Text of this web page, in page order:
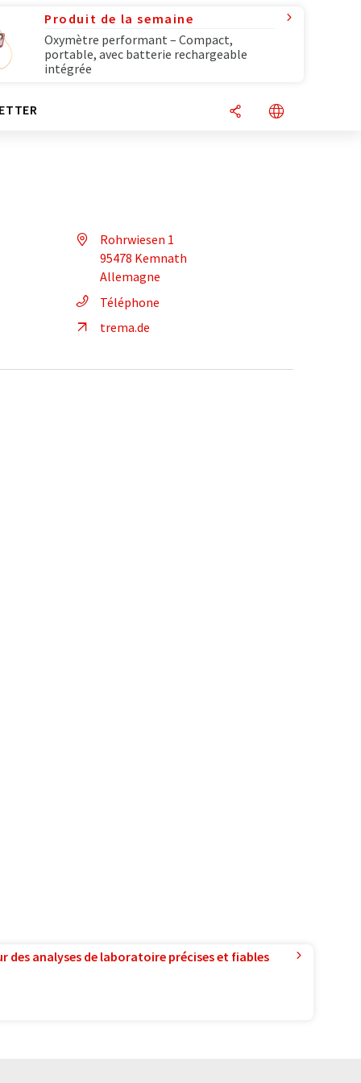
Produit de la semaine
Oxymètre performant – Compact,
portable, avec batterie rechargeable
intégrée
Rohrwiesen 1
95478 Kemnath
Allemagne
Téléphone
trema.de
des analyses de laboratoire précises et fiables